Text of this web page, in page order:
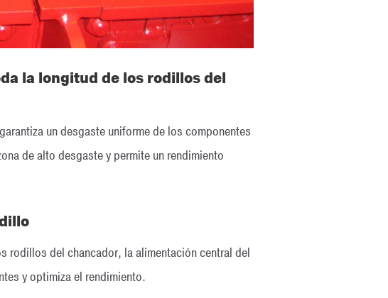
la longitud de los rodillos del
un desgaste uniforme de los componentes
de alto desgaste y permite un rendimiento
rodillos del chancador, la alimentación central del
y optimiza el rendimiento.